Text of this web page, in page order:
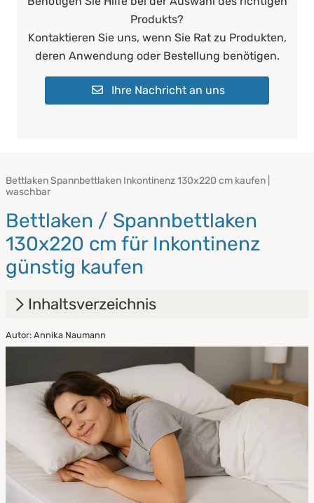
Produkts?
Kontaktieren Sie uns, wenn Sie Rat zu Produkten,
deren Anwendung oder Bestellung benötigen.
Ihre Nachricht an uns
Bettlaken Spannbettlaken Inkontinenz 130x220 cm kaufen |
waschbar
Bettlaken / Spannbettlaken
130x220 cm für Inkontinenz
günstig kaufen
Inhaltsverzeichnis
1. Warum ein Inkontinenz Spannbettlaken von
2. Spannbettlaken oder Stecklaken? Die
Unterschiede im Überblick
Waschbare Inkontinenz Bettlaken –
Pflegeleicht & hygienisch
Die richtige Größe für jedes Bett
Autor: Annika Naumann